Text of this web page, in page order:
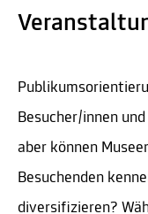
Besucher/innen
aber können
Besuchenden
diversifizieren?